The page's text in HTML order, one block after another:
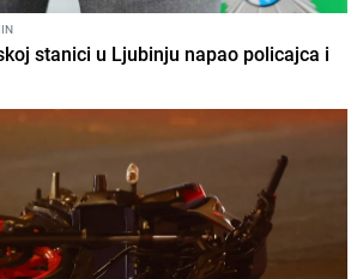
stanici u Ljubinju napao policajca i